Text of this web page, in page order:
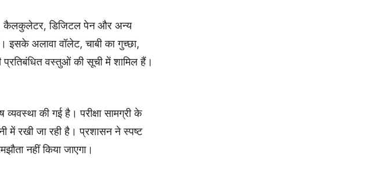
कैलकुलेटर, डिजिटल पेन और अन्य
अलावा वॉलेट, चाबी का गुच्छा,
प्रतिबंधित वस्तुओं की सूची में शामिल हैं।
की गई है। परीक्षा सामग्री के
में रखी जा रही है। प्रशासन ने स्पष्ट
नहीं किया जाएगा।